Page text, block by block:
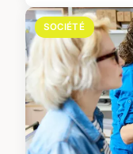
SOCIÉTÉ